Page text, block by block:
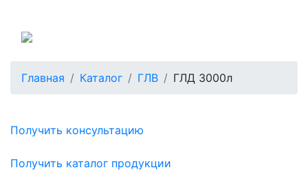
Главная Каталог ГЛВ ГЛД 3000л
Получить консультацию
Получить каталог продукции